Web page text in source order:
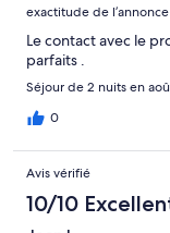
exactitude de l’annonce
Le contact avec le
parfaits .
Séjour de 2 nuits en
0
Avis vérifié
10/10